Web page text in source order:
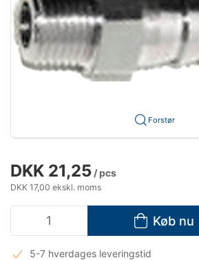
Forstør
DKK 21,25 / pcs
DKK 17,00 ekskl. moms
Køb nu
5-7 hverdages leveringstid